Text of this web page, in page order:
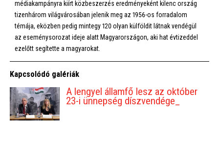
médiakampányra kiírt közbeszerzés eredményeként kilenc ország
tizenhárom világvárosában jelenik meg az 1956-os forradalom
témája, eközben pedig mintegy 120 olyan külföldit látnak vendégül
az eseménysorozat ideje alatt Magyarországon, aki hat évtizeddel
ezelőtt segítette a magyarokat.
Kapcsolódó galériák
A lengyel államfő lesz az október
23-i ünnepség díszvendége_